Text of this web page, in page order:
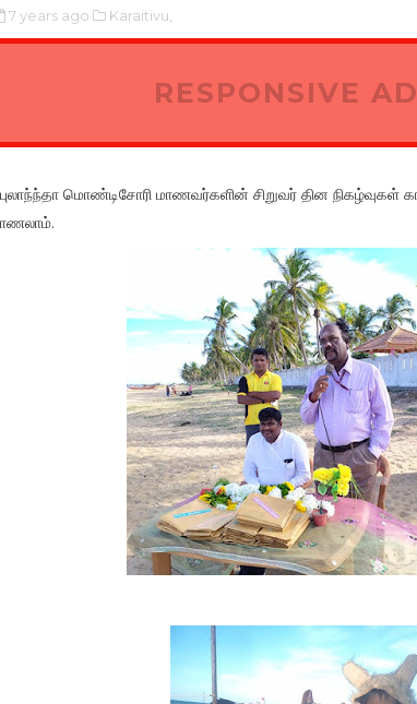
7 years ago Karaitivu,
RESPONSIVE
மொண்டிசோரி மாணவர்களின் சிறுவர் தின